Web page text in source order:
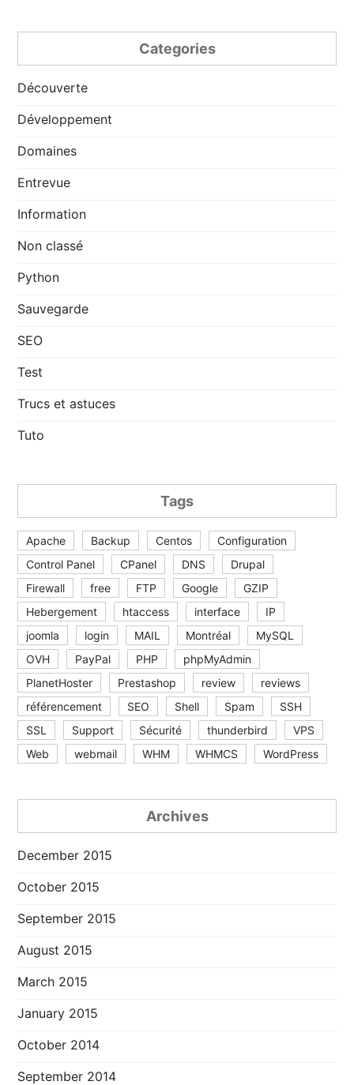
Categories
Découverte
Développement
Domaines
Entrevue
Information
Non classé
Python
Sauvegarde
SEO
Test
Trucs et astuces
Tuto
Tags
Apache Backup Centos
Configuration
Control Panel
CPanel DNS
Drupal
Firewall
free FTP Google
GZIP
Hebergement
htaccess interface
IP
joomla
login MAIL Montréal
MySQL
OVH
PayPal PHP
phpMyAdmin
PlanetHoster
Prestashop review
reviews
référencement
SEO Shell Spam
SSH
SSL
Support Sécurité thunderbird
VPS
Web
webmail WHM WHMCS WordPress
Archives
December 2015
October 2015
September 2015
August 2015
March 2015
January 2015
October 2014
September 2014